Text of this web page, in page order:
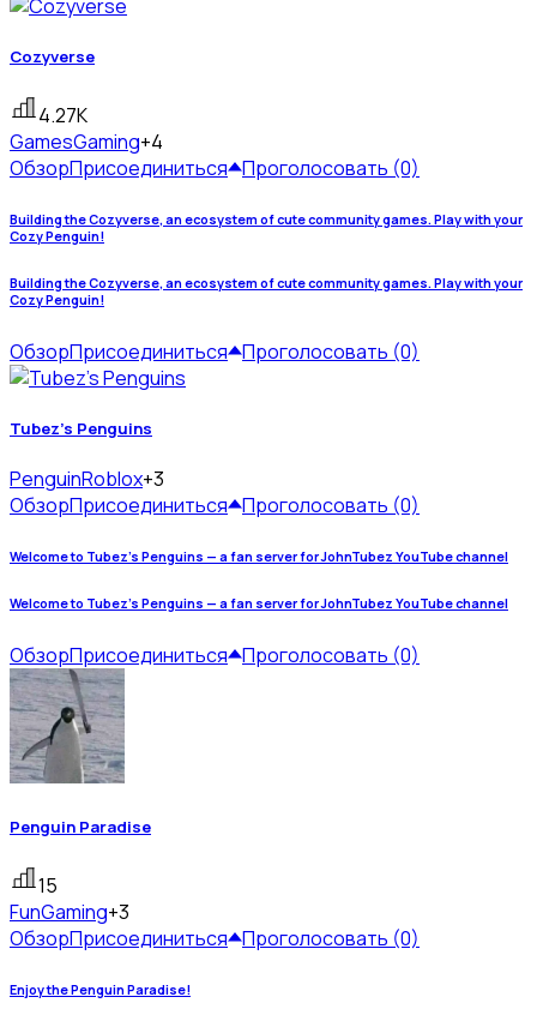
Cozyverse
4.27K
GamesGaming+4
ОбзорПрисоединиться Проголосовать (0)
Building the Cozyverse, an ecosystem of cute community games. Play with your
Cozy Penguin!
Building the Cozyverse, an ecosystem of cute community games. Play with your
Cozy Penguin!
ОбзорПрисоединиться Проголосовать (0)
Tubez's Penguins
PenguinRoblox+3
ОбзорПрисоединиться Проголосовать (0)
Welcome to Tubez’s Penguins — a fan server for JohnTubez YouTube channel
Welcome to Tubez’s Penguins — a fan server for JohnTubez YouTube channel
ОбзорПрисоединиться Проголосовать (0)
Penguin Paradise
15
FunGaming+3
ОбзорПрисоединиться Проголосовать (0)
Enjoy the Penguin Paradise!